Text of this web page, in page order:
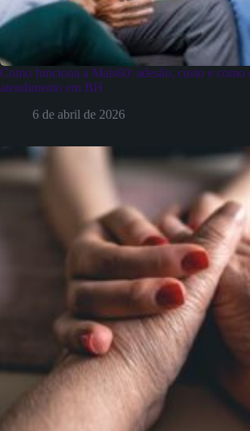
Como funciona a Mais60: adesão, custo e como
atendimento em BH
6 de abril de 2026